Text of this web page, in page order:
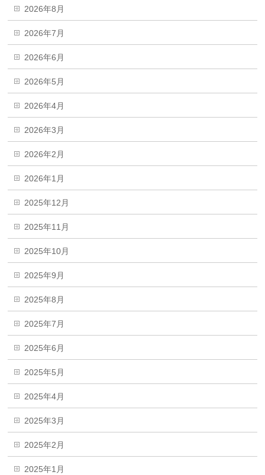
2026年8月
2026年7月
2026年6月
2026年5月
2026年4月
2026年3月
2026年2月
2026年1月
2025年12月
2025年11月
2025年10月
2025年9月
2025年8月
2025年7月
2025年6月
2025年5月
2025年4月
2025年3月
2025年2月
2025年1月